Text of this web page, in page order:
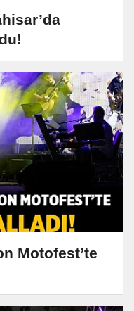
Motofest’te